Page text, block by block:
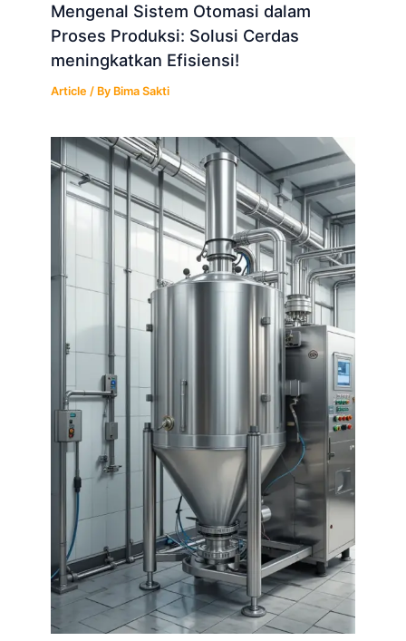
Mengenal Sistem Otomasi dalam
Proses Produksi: Solusi Cerdas
meningkatkan Efisiensi!
Article / By Bima Sakti